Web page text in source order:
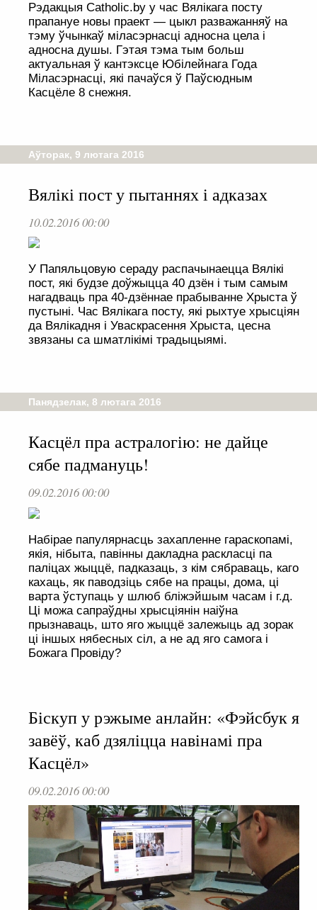
Рэдакцыя Сatholic.by у час Вялікага посту
прапануе новы праект — цыкл разважанняў на
тэму ўчынкаў міласэрнасці адносна цела і
адносна душы. Гэтая тэма тым больш
актуальная ў кантэксце Юбілейнага Года
Міласэрнасці, які пачаўся ў Паўсюдным
Касцёле 8 снежня.
Аўторак, 9 лютага 2016
Вялікі пост у пытаннях і адказах
10.02.2016 00:00
У Папяльцовую сераду распачынаецца Вялікі
пост, які будзе доўжыцца 40 дзён і тым самым
нагадваць пра 40-дзённае прабыванне Хрыста ў
пустыні. Час Вялікага посту, які рыхтуе хрысціян
да Вялікадня і Уваскрасення Хрыста, цесна
звязаны са шматлікімі традыцыямі.
Панядзелак, 8 лютага 2016
Касцёл пра астралогію: не дайце
сябе падмануць!
09.02.2016 00:00
Набірае папулярнасць захапленне гараскопамі,
якія, нібыта, павінны дакладна раскласці па
паліцах жыццё, падказаць, з кім сябраваць, каго
кахаць, як паводзіць сябе на працы, дома, ці
варта ўступаць у шлюб бліжэйшым часам і г.д.
Ці можа сапраўдны хрысціянін наіўна
прызнаваць, што яго жыццё залежыць ад зорак
ці іншых нябесных сіл, а не ад яго самога і
Божага Провіду?
Біскуп у рэжыме анлайн: «Фэйсбук я
завёў, каб дзяліцца навінамі пра
Касцёл»
09.02.2016 00:00